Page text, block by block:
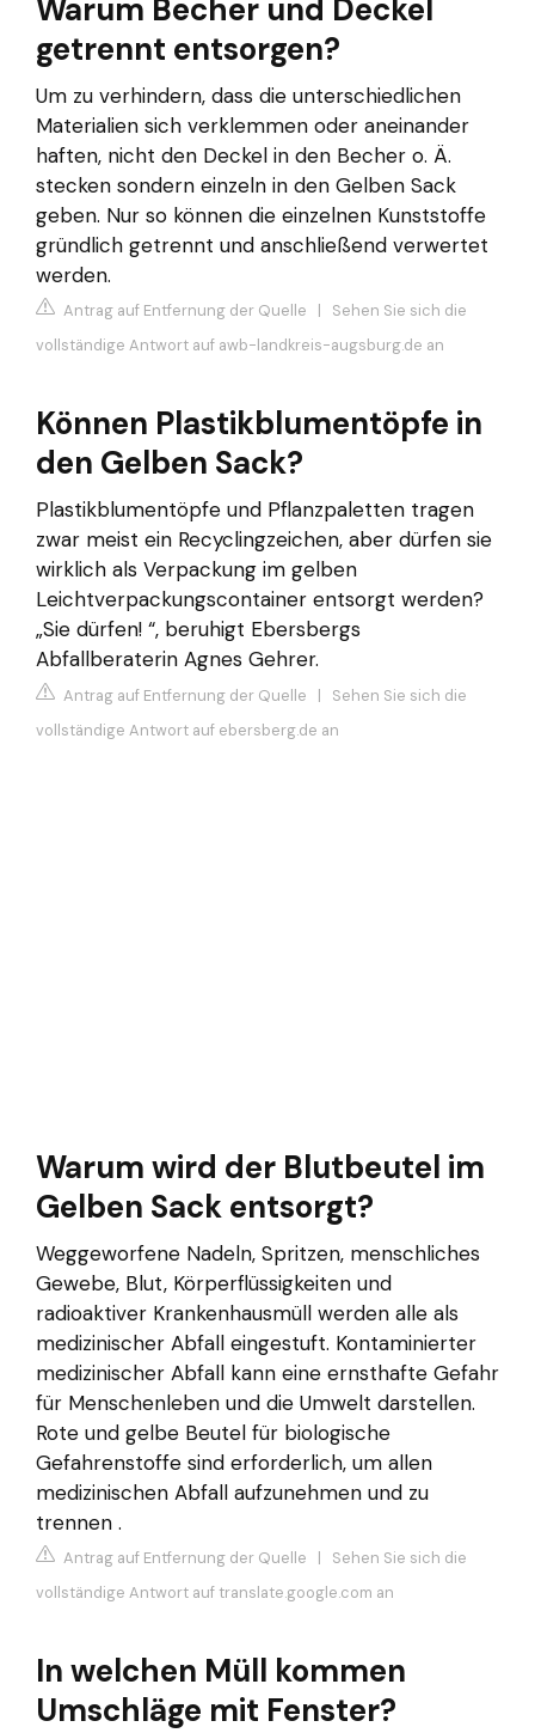
Warum Becher und Deckel
getrennt entsorgen?
Um zu verhindern, dass die unterschiedlichen
Materialien sich verklemmen oder aneinander
haften, nicht den Deckel in den Becher o. Ä.
stecken sondern einzeln in den Gelben Sack
geben. Nur so können die einzelnen Kunststoffe
gründlich getrennt und anschließend verwertet
werden.
Antrag auf Entfernung der Quelle | Sehen Sie sich die
vollständige Antwort auf awb-landkreis-augsburg.de an
Können Plastikblumentöpfe in
den Gelben Sack?
Plastikblumentöpfe und Pflanzpaletten tragen
zwar meist ein Recyclingzeichen, aber dürfen sie
wirklich als Verpackung im gelben
Leichtverpackungscontainer entsorgt werden?
„Sie dürfen! “, beruhigt Ebersbergs
Abfallberaterin Agnes Gehrer.
Antrag auf Entfernung der Quelle | Sehen Sie sich die
vollständige Antwort auf ebersberg.de an
Warum wird der Blutbeutel im
Gelben Sack entsorgt?
Weggeworfene Nadeln, Spritzen, menschliches
Gewebe, Blut, Körperflüssigkeiten und
radioaktiver Krankenhausmüll werden alle als
medizinischer Abfall eingestuft. Kontaminierter
medizinischer Abfall kann eine ernsthafte Gefahr
für Menschenleben und die Umwelt darstellen.
Rote und gelbe Beutel für biologische
Gefahrenstoffe sind erforderlich, um allen
medizinischen Abfall aufzunehmen und zu
trennen .
Antrag auf Entfernung der Quelle | Sehen Sie sich die
vollständige Antwort auf translate.google.com an
In welchen Müll kommen
Umschläge mit Fenster?